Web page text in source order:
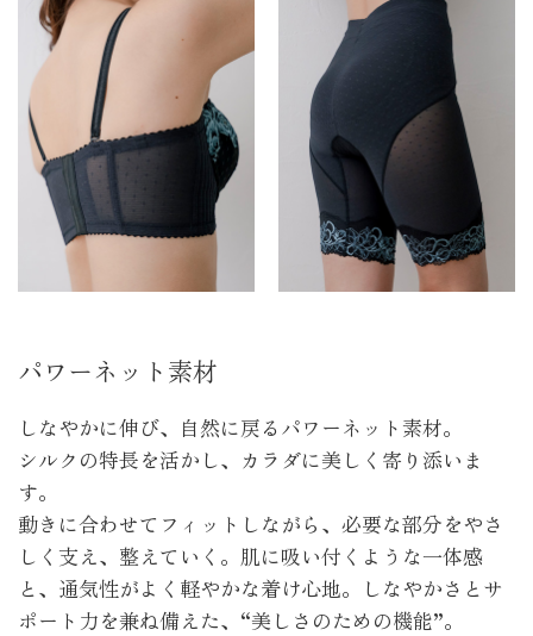
パワーネット素材
しなやかに伸び、自然に戻るパワーネット素材。
シルクの特長を活かし、カラダに美しく寄り添いま
す。
動きに合わせてフィットしながら、必要な部分をやさ
しく支え、整えていく。肌に吸い付くような一体感
と、通気性がよく軽やかな着け心地。しなやかさとサ
ポート力を兼ね備えた、“美しさのための機能”。